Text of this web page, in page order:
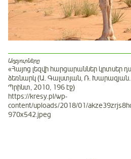
Աղբյուրները
«Հայոց լեզվի հարցարաններ կրտսեր
ձեռնարկ (Ա. Գալստյան, Ռ.
Պրինտ, 2010, 196 էջ)
https://kresy.pl/wp-
content/uploads/2018/01/
970x542.jpeg